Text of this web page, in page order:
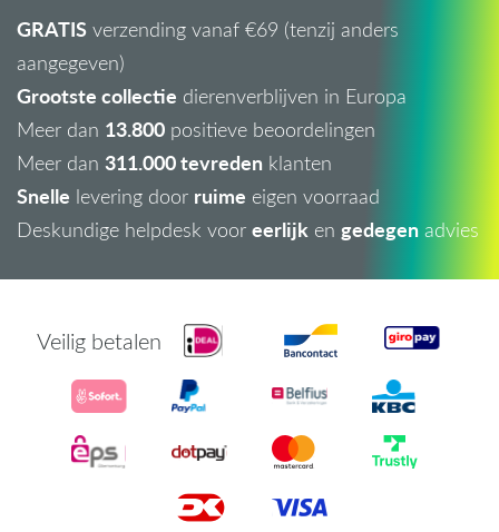
GRATIS verzending vanaf €69 (tenzij anders
aangegeven)
Grootste collectie dierenverblijven in Europa
Meer dan 13.800 positieve beoordelingen
Meer dan 311.000 tevreden klanten
Snelle levering door ruime eigen voorraad
Deskundige helpdesk voor eerlijk en gedegen advies
Veilig betalen